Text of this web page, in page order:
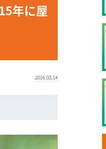
年に屋
2016.03.14